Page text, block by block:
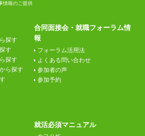
情報のご提供
探す
す
探す
ら探す
合同面接会・就職フォーラム情
報
フォーラム活用法
よくある問い合わせ
参加者の声
参加予約
就活必須マニュアル